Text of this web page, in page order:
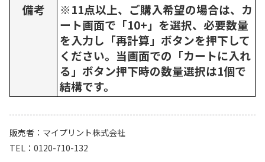
備考
※11点以上、ご購入希望の場合は、カ
ート画面で「10+」を選択、必要数量
を入力し「再計算」ボタンを押下して
ください。当画面での「カートに入れ
る」ボタン押下時の数量選択は1個で
結構です。
販売者
マイプリント株式会社
TEL
0120-710-132